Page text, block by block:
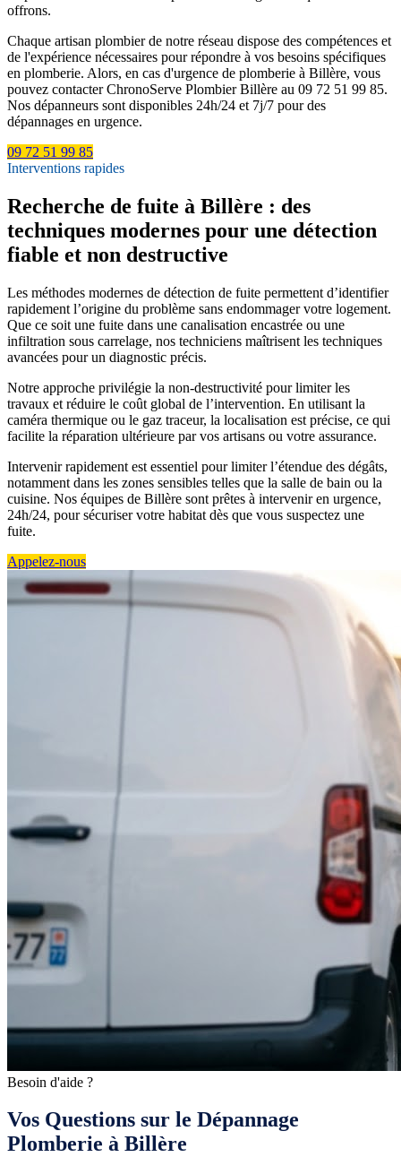
offrons.
Chaque artisan plombier de notre réseau dispose des compétences et
de l'expérience nécessaires pour répondre à vos besoins spécifiques
en plomberie. Alors, en cas d'urgence de plomberie à Billère, vous
pouvez contacter ChronoServe Plombier Billère au 09 72 51 99 85.
Nos dépanneurs sont disponibles 24h/24 et 7j/7 pour des
dépannages en urgence.
09 72 51 99 85
Interventions rapides
Recherche de fuite à Billère : des
techniques modernes pour une détection
fiable et non destructive
Les méthodes modernes de détection de fuite permettent d’identifier
rapidement l’origine du problème sans endommager votre logement.
Que ce soit une fuite dans une canalisation encastrée ou une
infiltration sous carrelage, nos techniciens maîtrisent les techniques
avancées pour un diagnostic précis.
Notre approche privilégie la non-destructivité pour limiter les
travaux et réduire le coût global de l’intervention. En utilisant la
caméra thermique ou le gaz traceur, la localisation est précise, ce qui
facilite la réparation ultérieure par vos artisans ou votre assurance.
Intervenir rapidement est essentiel pour limiter l’étendue des dégâts,
notamment dans les zones sensibles telles que la salle de bain ou la
cuisine. Nos équipes de Billère sont prêtes à intervenir en urgence,
24h/24, pour sécuriser votre habitat dès que vous suspectez une
fuite.
Appelez-nous
Besoin d'aide ?
Vos Questions sur le Dépannage
Plomberie à Billère